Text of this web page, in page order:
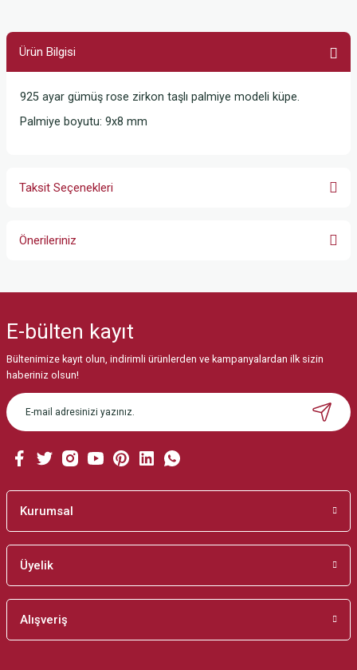
Ürün Bilgisi
925 ayar gümüş rose zirkon taşlı palmiye modeli küpe.
Palmiye boyutu: 9x8 mm
Taksit Seçenekleri
Önerileriniz
Görüş ve önerileriniz için teşekkür ederiz.
Ürün resmi kalitesiz, bozuk veya görüntülenemiyor.
Ürün açıklamasında eksik bilgiler bulunuyor.
Ürün bilgilerinde hatalar bulunuyor.
Bu ürüne benzer farklı alternatifler olmalı.
E-bülten kayıt
Bültenimize kayıt olun, indirimli ürünlerden ve kampanyalardan ilk sizin
haberiniz olsun!
Kurumsal
Üyelik
Alışveriş